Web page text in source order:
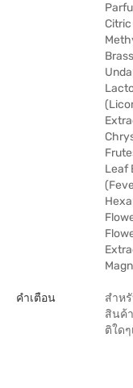
Leaf
คำเตือน
สำห
สินค้
ติใด